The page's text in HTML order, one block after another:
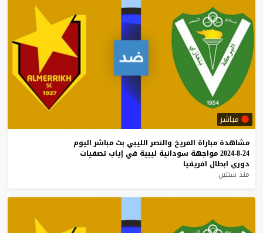
مباشر
مشاهدة مباراة المريخ والنصر الليبي بث مباشر اليوم
24-8-2024
مواجهة سودانية ليبية في إياب تصفيات
دوري ابطال افريقيا
منذ سنتين